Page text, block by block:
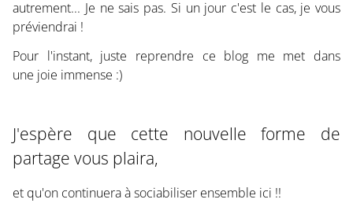
autrement... Je ne sais pas. Si un jour c'est le cas, je vous
préviendrai !
Pour l'instant, juste reprendre ce blog me met dans
une joie immense :)
J'espère que cette nouvelle forme de
partage vous plaira,
et qu'on continuera à sociabiliser ensemble ici !!